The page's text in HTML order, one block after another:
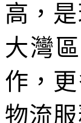
高，
大灣
作，
物流